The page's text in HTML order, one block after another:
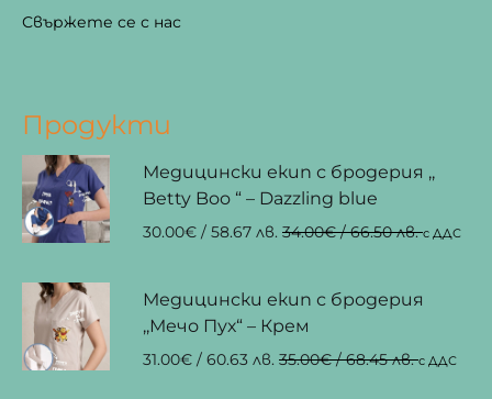
Свържете се с нас
Продукти
Медицински екип с бродерия ,,
Betty Boo “ – Dazzling blue
30.00€ / 58.67 лв. 34.00€/ 66.50 лв.с ДДС
Медицински екип с бродерия
,,Мечо Пух“ – Крем
31.00€ / 60.63 лв. 35.00€/ 68.45 лв.с ДДС